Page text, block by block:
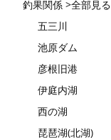
釣果関係 >全部見る
五三川
池原ダム
彦根旧港
伊庭内湖
西の湖
琵琶湖(北湖)